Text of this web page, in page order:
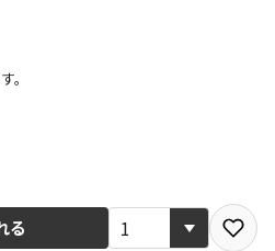
択できる商品です
る商品です（宅配便でのお届けが
、全て同じ店舗での受取となりま
。
る